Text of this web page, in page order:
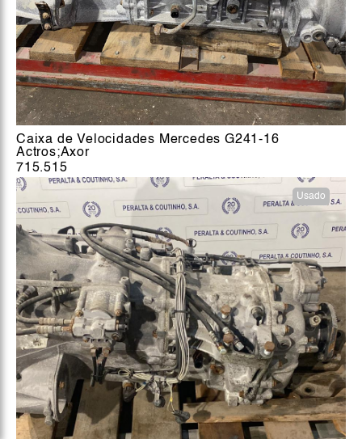
Caixa de Velocidades Mercedes G241-16
Actros;Axor
715.515
Usado